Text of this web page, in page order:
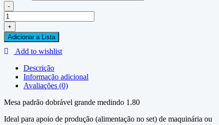
-
Mesa
Dobrável
Grande
(pranchão)
quantidade
+
Adicionar a Lista
Add to wishlist
Descrição
Informação adicional
Avaliações (0)
Mesa padrão dobrável grande medindo 1.80
Ideal para apoio de produção (alimentação no set) de maquinária ou